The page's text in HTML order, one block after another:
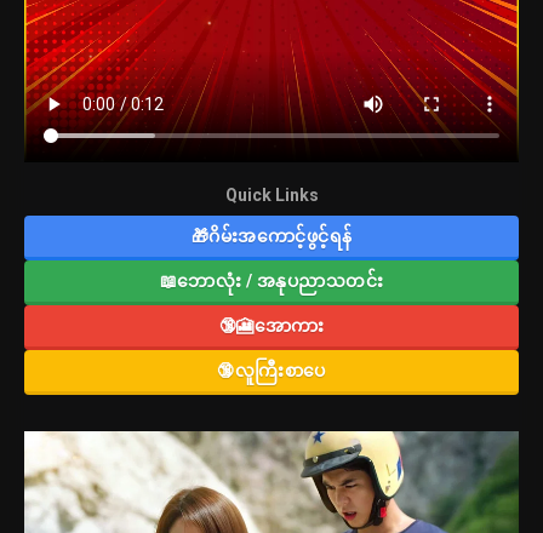
Quick Links
🎁ဂိမ်းအကောင့်ဖွင့်ရန်
📖ဘောလုံး / အနုပညာသတင်း
🔞🎦အောကား
🔞လူကြီးစာပေ